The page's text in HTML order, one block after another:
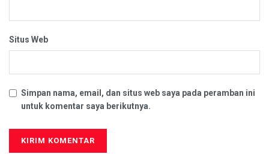
Situs Web
Simpan nama, email, dan situs web saya pada peramban ini
untuk komentar saya berikutnya.